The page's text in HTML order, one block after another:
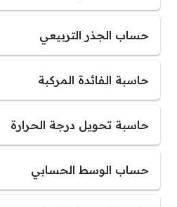
حساب الجذر التربيعي
حاسبة الفائدة المركبة
حاسبة تحويل درجة الحرارة
حساب الوسط الحسابي